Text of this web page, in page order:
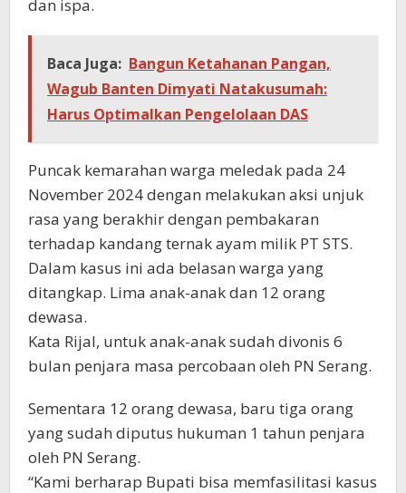
dan ispa.
Baca Juga: Bangun Ketahanan Pangan,
Wagub Banten Dimyati Natakusumah:
Harus Optimalkan Pengelolaan DAS
Puncak kemarahan warga meledak pada 24
November 2024 dengan melakukan aksi unjuk
rasa yang berakhir dengan pembakaran
terhadap kandang ternak ayam milik PT STS.
Dalam kasus ini ada belasan warga yang
ditangkap. Lima anak-anak dan 12 orang
dewasa.
Kata Rijal, untuk anak-anak sudah divonis 6
bulan penjara masa percobaan oleh PN Serang.
Sementara 12 orang dewasa, baru tiga orang
yang sudah diputus hukuman 1 tahun penjara
oleh PN Serang.
“Kami berharap Bupati bisa memfasilitasi kasus